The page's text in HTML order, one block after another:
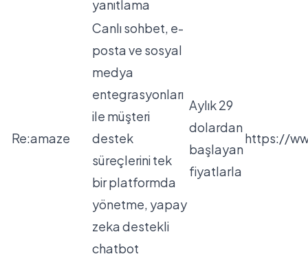
yanıtlama
Re:amaze
Canlı sohbet, e-
posta ve sosyal
medya
entegrasyonları
ile müşteri
destek
süreçlerini tek
bir platformda
yönetme, yapay
zeka destekli
chatbot
Aylık 29
dolardan
başlayan
fiyatlarla
https://